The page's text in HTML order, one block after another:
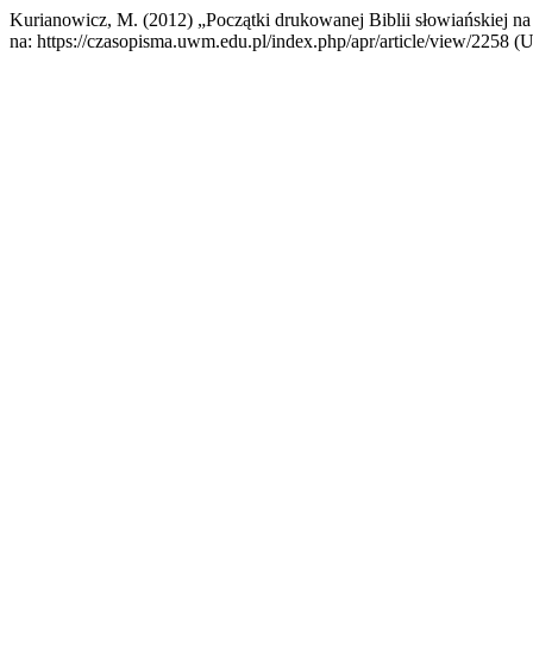
Kurianowicz, M. (2012) „Początki drukowanej Biblii słowiańskiej
na: https://czasopisma.uwm.edu.pl/index.php/apr/article/view/2258